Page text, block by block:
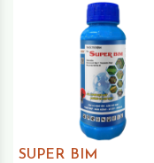
SUPER BIM